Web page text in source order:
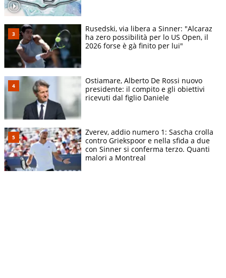
Rusedski, via libera a Sinner: "Alcaraz
ha zero possibilità per lo US Open, il
2026 forse è gà finito per lui"
Ostiamare, Alberto De Rossi nuovo
presidente: il compito e gli obiettivi
ricevuti dal figlio Daniele
Zverev, addio numero 1: Sascha crolla
contro Griekspoor e nella sfida a due
con Sinner si conferma terzo. Quanti
malori a Montreal